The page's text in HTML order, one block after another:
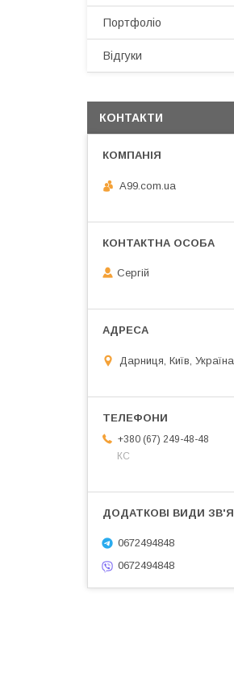
Портфоліо
Відгуки
КОНТАКТИ
A99.com.ua
Сергій
Дарниця, Київ, Україна
+380 (67) 249-48-48
КС
0672494848
0672494848